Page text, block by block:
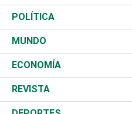
Nacional
Ciudad
Educación
Salud
Justicia
POLÍTICA
Partidos
JCE
TSE
Congreso Nacional
MUNDO
Estados Unidos
América Latina
ECONOMÍA
Finanzas
REVISTA